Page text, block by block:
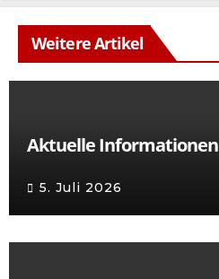
Weitere Artikel
Aktuelle Informationen
5. Juli 2026